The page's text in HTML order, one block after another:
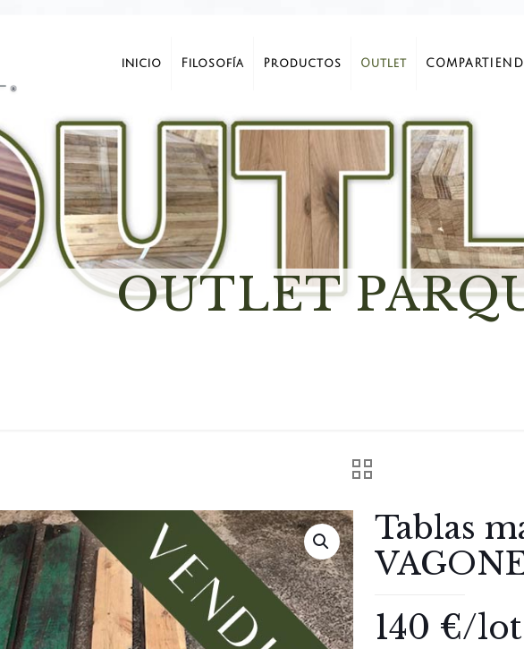
inicio Filosofía Productos Outlet
OUTLET
Tablas
140 €/